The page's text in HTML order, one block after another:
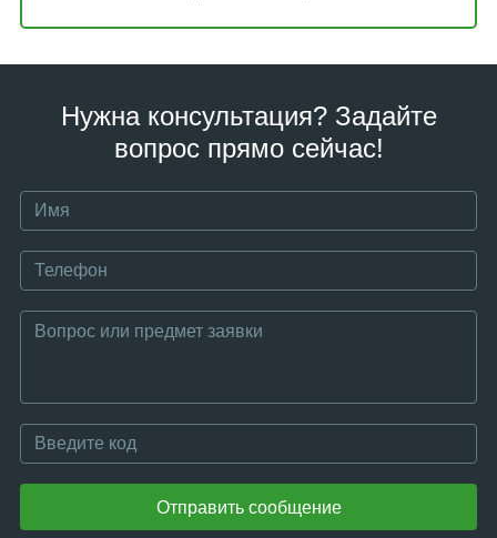
Нужна консультация? Задайте
вопрос прямо сейчас!
Отправить сообщение